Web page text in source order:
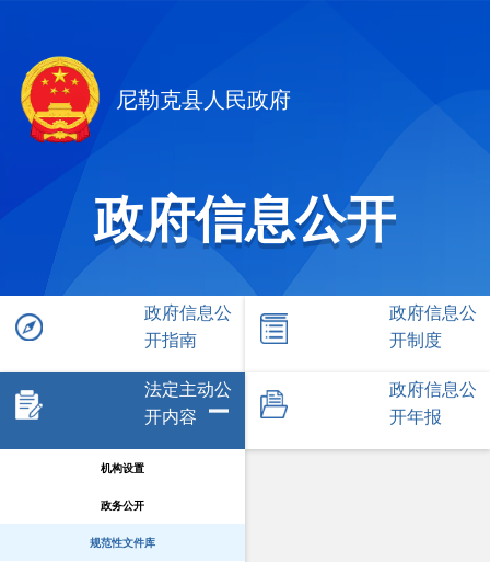
尼勒克县人民政府
政府信息公开
政府信息公
开指南
政府信息公
开制度
法定主动公
开内容
机构设置
政务公开
规范性文件库
政府信息公
开年报